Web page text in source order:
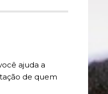
ajuda a
de quem